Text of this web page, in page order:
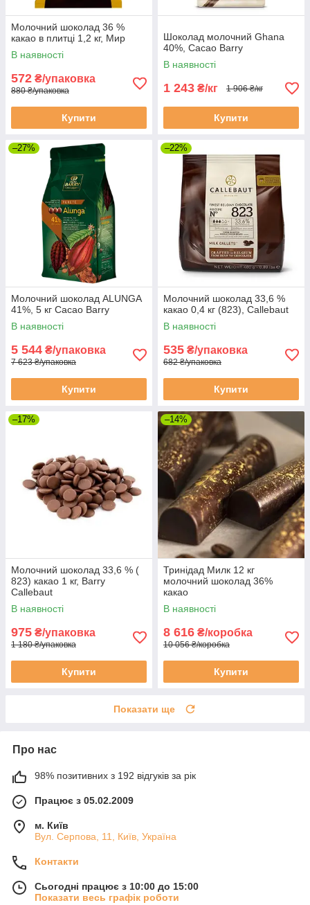
Молочний шоколад 36 %
какао в плитці 1,2 кг, Мир
В наявності
572 ₴/упаковка
880 ₴/упаковка
Купити
Шоколад молочний Ghana
40%, Cacao Barry
В наявності
1 243 ₴/кг 1 906 ₴/кг
Купити
–27%
Молочний шоколад ALUNGA
41%, 5 кг Cacao Barry
В наявності
5 544 ₴/упаковка
7 623 ₴/упаковка
Купити
–22%
Молочний шоколад 33,6 %
какао 0,4 кг (823), Callebaut
В наявності
535 ₴/упаковка
682 ₴/упаковка
Купити
–17%
Молочний шоколад 33,6 % (
823) какао 1 кг, Barry
Callebaut
В наявності
975 ₴/упаковка
1 180 ₴/упаковка
Купити
–14%
Тринідад Милк 12 кг
молочний шоколад 36%
какао
В наявності
8 616 ₴/коробка
10 056 ₴/коробка
Купити
Показати ще
Про нас
98% позитивних з 192 відгуків за рік
Працює з 05.02.2009
м. Київ
Вул. Серпова, 11, Київ, Україна
Контакти
Сьогодні працює з 10:00 до 15:00
Показати весь графік роботи